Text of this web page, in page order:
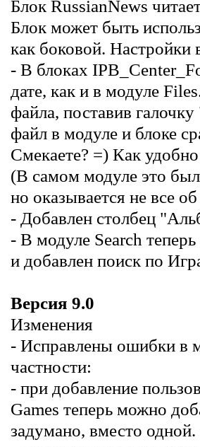
Блок RussianNews
Блок может быть
как боковой. Настройки
- В блоках
дате, как и в модуле
файла, поставив
файл в модуле и блоке
Смекаете? =) Как
(В самом модуле это
но оказывается не все
- Добавлен столбец
- В модуле Search
и добавлен поиск по
Версия 9.0
Изменения
- Исправлены ошибки в
частности:
- при добавление
Games теперь можно
задумано, вместо одной.